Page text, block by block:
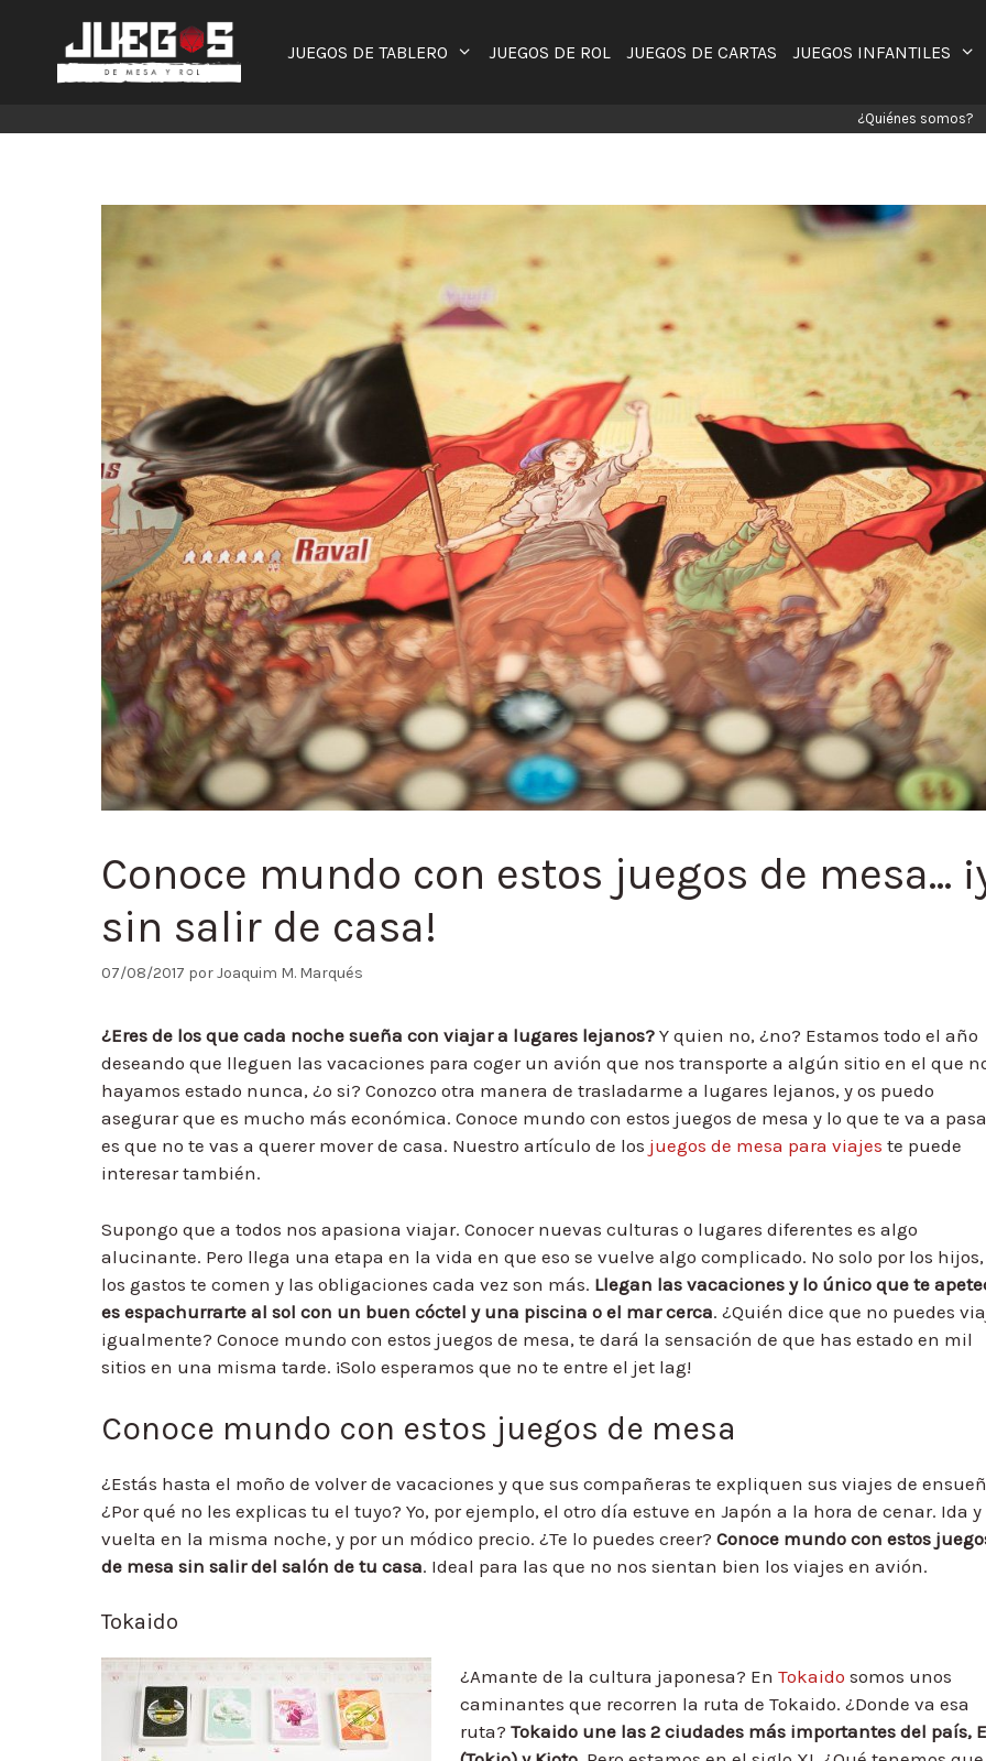
contenido
JUEGOS DE TABLERO JUEGOS DE ROL JUEGOS DE CARTAS JUEGOS INFANTILES
¿Quiénes somos?
Conoce mundo con estos juegos de mesa…
sin salir de casa!
07/08/2017 porJoaquim M. Marqués
¿Eres de los que cada noche sueña con viajar a lugares lejanos? Y quien no, ¿no? Estamos todo el año
deseando que lleguen las vacaciones para coger un avión que nos transporte a algún sitio en el que
hayamos estado nunca, ¿o si? Conozco otra manera de trasladarme a lugares lejanos, y os puedo
asegurar que es mucho más económica. Conoce mundo con estos juegos de mesa y lo que te va a
es que no te vas a querer mover de casa. Nuestro artículo de los juegos de mesa para viajes te puede
interesar también.
Supongo que a todos nos apasiona viajar. Conocer nuevas culturas o lugares diferentes es algo
alucinante. Pero llega una etapa en la vida en que eso se vuelve algo complicado. No solo por los hijos,
los gastos te comen y las obligaciones cada vez son más. Llegan las vacaciones y lo único que te
es espachurrarte al sol con un buen cóctel y una piscina o el mar cerca. ¿Quién dice que no puedes
igualmente? Conoce mundo con estos juegos de mesa, te dará la sensación de que has estado en mil
sitios en una misma tarde. ¡Solo esperamos que no te entre el jet lag!
Conoce mundo con estos juegos de mesa
¿Estás hasta el moño de volver de vacaciones y que sus compañeras te expliquen sus viajes de
¿Por qué no les explicas tu el tuyo? Yo, por ejemplo, el otro día estuve en Japón a la hora de cenar. Ida y
vuelta en la misma noche, y por un módico precio. ¿Te lo puedes creer? Conoce mundo con estos
de mesa sin salir del salón de tu casa. Ideal para las que no nos sientan bien los viajes en avión.
Tokaido
¿Amante de la cultura japonesa? En Tokaido somos unos
caminantes que recorren la ruta de Tokaido. ¿Donde va esa
ruta? Tokaido une las 2 ciudades más importantes del país,